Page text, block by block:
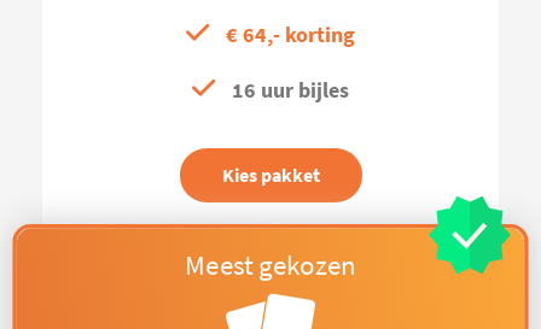
€ 64,- korting
16 uur bijles
Kies pakket